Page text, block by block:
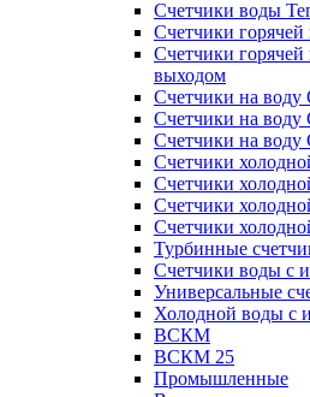
Счетчики воды
Счетчики
Счетчики
выходом
Счетчики на
Счетчики на
Счетчики на
Счетчики
Счетчики
Счетчики
Счетчики
Турбинные
Счетчики воды с
Универсальные
Холодной воды с
ВСКМ
ВСКМ 25
Промышленные